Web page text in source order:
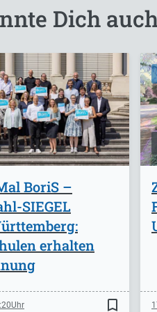
Dich
BoriS –
SIEGEL
erhalten
bookmark_border